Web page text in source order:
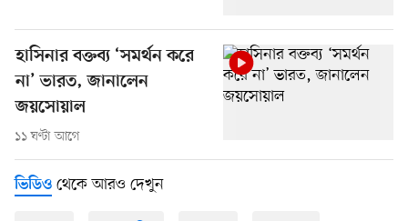
হাসিনার বক্তব্য ‘সমর্থন করে
না’ ভারত, জানালেন
জয়সোয়াল
১১ ঘণ্টা আগে
ভিডিও থেকে আরও দেখুন